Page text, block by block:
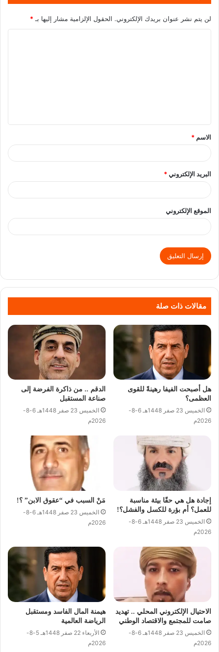
لن يتم نشر عنوان بريدك الإلكتروني. الحقول الإلزامية مشار إليها بـ *
الاسم *
البريد الإلكتروني*
الموقع الإلكتروني
مقالات ذات صلة
هل أصبحت الفيفا رهينةً للقوى
العظمى؟
الخميس 23 صفر 1448هـ 6-8-
2026م
الدقم .. من ذاكرة الفرضة إلى
صناعة المستقبل
الخميس 23 صفر 1448هـ 6-8-
2026م
إجادة هل هي حقًا بيئة مناسبة
للعمل؟ أم بؤرة للكسل والفشل؟!
الخميس 23 صفر 1448هـ 6-8-
2026م
مَنْ السبب في “عقوق الابن” ؟!
الخميس 23 صفر 1448هـ 6-8-
2026م
الاحتيال الإلكتروني المحلي .. تهديد
صامت للمجتمع والاقتصاد الوطني
الخميس 23 صفر 1448هـ 6-8-
2026م
هيمنة المال الفاسد ومستقبل
الرياضة العالمية
الأربعاء 22 صفر 1448هـ 5-8-
2026م